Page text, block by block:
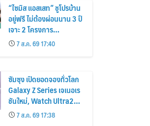
“ไซมิส แอสเสท” ชูโปรบ้าน
อยู่ฟรี ไม่ต้องผ่อนนาน 3 ปี
เจาะ 2 โครงการ
“Siamese Holm–
Siamese Blossom”
พร้อมส่วนลดและสิทธิพิเศษ
ถึง 31 สิงหาคม 2569
7 ส.ค. 69 17:40
ซัมซุง เปิดยอดจองทั่วโลก
Galaxy Z Series เจเนอเร
ชันใหม่, Watch Ultra2
และ Watch9 สูงกว่ารุ่น
ก่อนหน้ากว่า 30%
7 ส.ค. 69 17:38